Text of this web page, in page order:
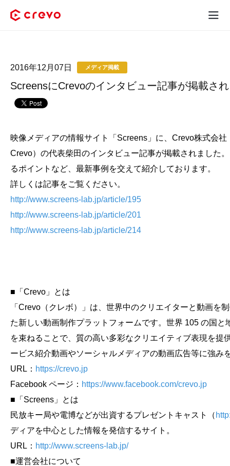
採用コンテンツ制作
サービス
料金
お役立ち情報
会社概要
- 動画に関するご相談はこちら -
お問合わせ・無料見積もり
資料ダウンロード
ScreensにCrevoのインタビュー記事が掲載さ
メディア掲載
2016年12月07日
映像メディアの情報サイト「Screens」に、Crevo株式会
Crevo）の代表柴田のインタビュー記事が掲載されました
るポイントなど、最新事例を交えて紹介しております。
詳しくは記事をご覧ください。
http://www.screens-lab.jp/article/195
http://www.screens-lab.jp/article/201
http://www.screens-lab.jp/article/214
■「Crevo」とは
「Crevo（クレボ）」は、世界中のクリエイターと動画を
た新しい動画制作プラットフォームです。世界 105 の国
を束ねることで、質の高い多彩なクリエイティブ表現を
ービス紹介動画やソーシャルメディアの動画広告等に強み
URL： https://crevo.jp
Facebook ページ： https://www.facebook.com/crevo.jp
■「Screens」とは
民放キー局や電博などが出資するプレゼントキャスト（
ディアを中心とした情報を発信するサイト。
URL： http://www.screens-lab.jp/
■運営会社について